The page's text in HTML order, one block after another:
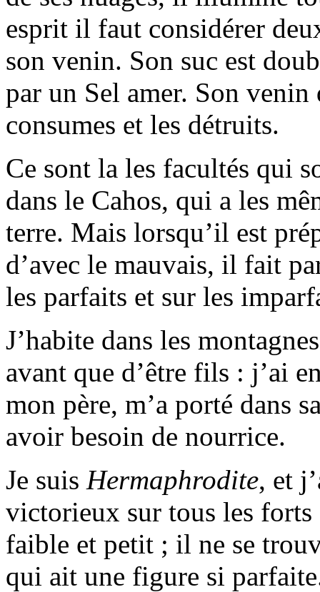
esprit il faut considérer
son venin. Son suc est
par un Sel amer. Son
consumes et les détruits.
Ce sont la les facultés qui
dans le Cahos, qui a les
terre. Mais lorsqu’il est
d’avec le mauvais, il fait
les parfaits et sur les
J’habite dans les
avant que d’être fils : j’ai
mon père, m’a porté dans
avoir besoin de nourrice.
Je suis Hermaphrodite, et
victorieux sur tous les
faible et petit ; il ne se
qui ait une figure si